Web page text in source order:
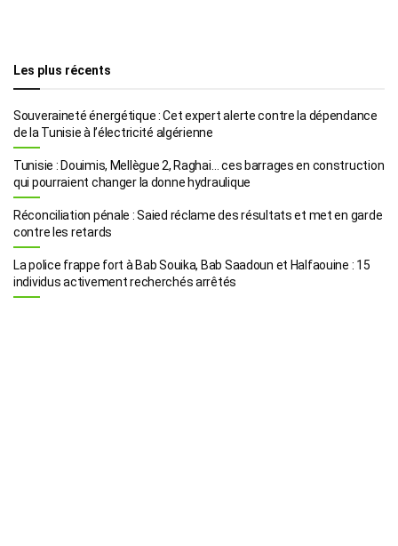
Les plus récents
Souveraineté énergétique : Cet expert alerte contre la dépendance
de la Tunisie à l’électricité algérienne
Tunisie : Douimis, Mellègue 2, Raghai… ces barrages en construction
qui pourraient changer la donne hydraulique
Réconciliation pénale : Saied réclame des résultats et met en garde
contre les retards
La police frappe fort à Bab Souika, Bab Saadoun et Halfaouine : 15
individus activement recherchés arrêtés